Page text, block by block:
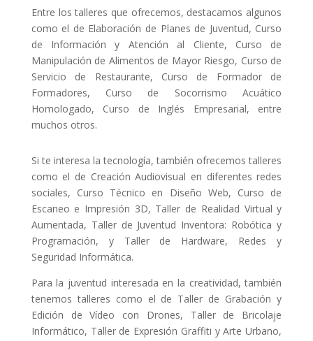
Entre los talleres que ofrecemos, destacamos algunos
como el de Elaboración de Planes de Juventud, Curso
de Información y Atención al Cliente, Curso de
Manipulación de Alimentos de Mayor Riesgo, Curso de
Servicio de Restaurante, Curso de Formador de
Formadores, Curso de Socorrismo Acuático
Homologado, Curso de Inglés Empresarial, entre
muchos otros.
Si te interesa la tecnología, también ofrecemos talleres
como el de Creación Audiovisual en diferentes redes
sociales, Curso Técnico en Diseño Web, Curso de
Escaneo e Impresión 3D, Taller de Realidad Virtual y
Aumentada, Taller de Juventud Inventora: Robótica y
Programación, y Taller de Hardware, Redes y
Seguridad Informática.
Para la juventud interesada en la creatividad, también
tenemos talleres como el de Taller de Grabación y
Edición de Vídeo con Drones, Taller de Bricolaje
Informático, Taller de Expresión Graffiti y Arte Urbano,